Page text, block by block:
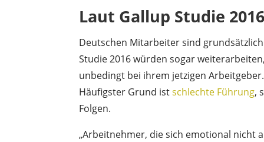
Laut Gallup Studie
Deutschen Mitarbeiter sind
Studie 2016 würden sogar
unbedingt bei ihrem jetzigen
Häufigster Grund istschlechte Führung,
Folgen.
„Arbeitnehmer, die sich emotional nicht